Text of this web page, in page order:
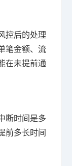
控后的处理
笔金额、流
在未提前通
断时间是多
前多长时间